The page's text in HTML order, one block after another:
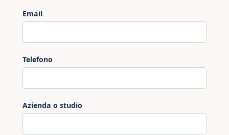
Email
Telefono
Azienda o studio